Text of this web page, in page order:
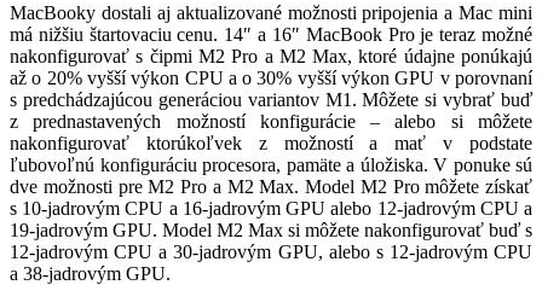
MacBooky dostali aj aktualizované možnosti pripojenia a Mac mini
má nižšiu štartovaciu cenu. 14″ a 16″ MacBook Pro je teraz možné
nakonfigurovať s čipmi M2 Pro a M2 Max, ktoré údajne ponúkajú
až o 20% vyšší výkon CPU a o 30% vyšší výkon GPU v porovnaní
s predchádzajúcou generáciou variantov M1. Môžete si vybrať buď
z prednastavených možností konfigurácie – alebo si môžete
nakonfigurovať ktorúkoľvek z možností a mať v podstate
ľubovoľnú konfiguráciu procesora, pamäte a úložiska. V ponuke sú
dve možnosti pre M2 Pro a M2 Max. Model M2 Pro môžete získať
s 10-jadrovým CPU a 16-jadrovým GPU alebo 12-jadrovým CPU a
19-jadrovým GPU. Model M2 Max si môžete nakonfigurovať buď s
12-jadrovým CPU a 30-jadrovým GPU, alebo s 12-jadrovým CPU
a 38-jadrovým GPU.